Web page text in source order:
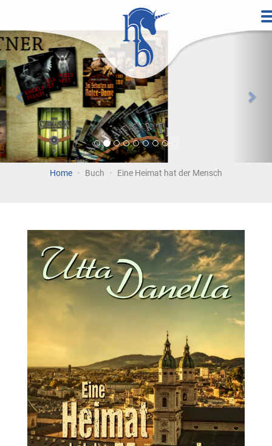
InhaltVorherige
Home Buch Eine Heimat hat der Mensch